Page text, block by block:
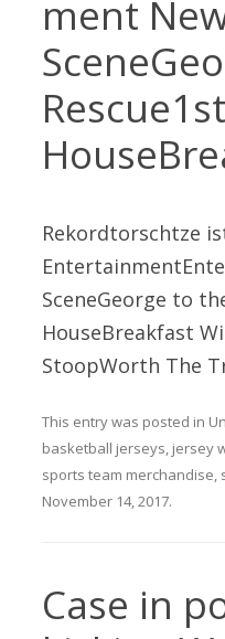
ment
Rekordtorschtze
SceneGeorge to
HouseBreakfast
StoopWorth The
This entry was posted in
basketball jerseys, jersey
sports team merchandise,
November 14, 2017.
Case in